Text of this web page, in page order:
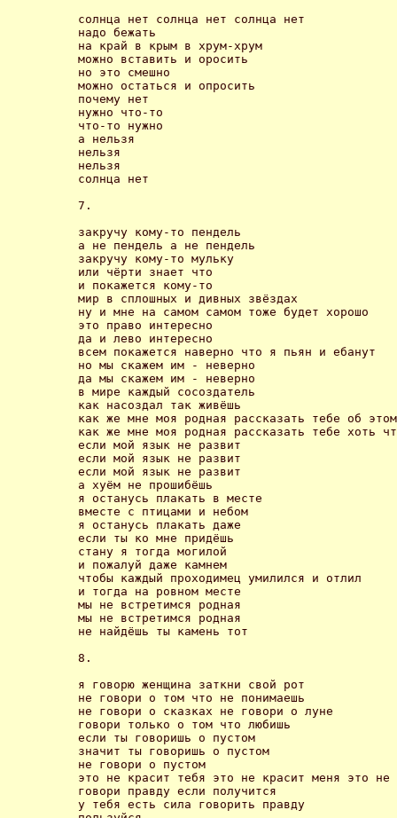
солнца нет солнца нет солнца нет
надо бежать
на край в крым в хрум-хрум
можно вставить и оросить
но это смешно
можно остаться и опросить
почему нет
нужно что-то
что-то нужно
а нельзя
нельзя
нельзя
солнца нет
7.
закручу кому-то пендель
а не пендель а не пендель
закручу кому-то мульку
или чёрти знает что
и покажется кому-то
мир в сплошных и дивных звёздах
ну и мне на самом самом тоже будет хорошо
это право интересно
да и лево интересно
всем покажется наверно что я пьян и ебанут
но мы скажем им - неверно
да мы скажем им - неверно
в мире каждый сосоздатель
как насоздал так живёшь
как же мне моя родная рассказать тебе об этом
как же мне моя родная рассказать тебе хоть
если мой язык не развит
если мой язык не развит
если мой язык не развит
а хуём не прошибёшь
я останусь плакать в месте
вместе с птицами и небом
я останусь плакать даже
если ты ко мне придёшь
стану я тогда могилой
и пожалуй даже камнем
чтобы каждый проходимец умилился и отлил
и тогда на ровном месте
мы не встретимся родная
мы не встретимся родная
не найдёшь ты камень тот
8.
я говорю женщина заткни свой рот
не говори о том что не понимаешь
не говори о сказках не говори о луне
говори только о том что любишь
если ты говоришь о пустом
значит ты говоришь о пустом
не говори о пустом
это не красит тебя это не красит меня это
говори правду если получится
у тебя есть сила говорить правду